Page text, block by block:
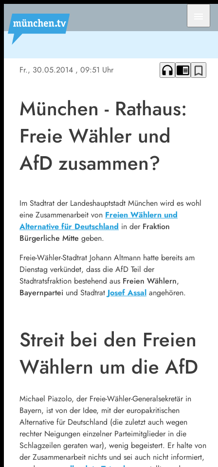
Fr., 30.05.2014 , 09:51 Uhr headphones chrome_reader_mode bookmark_border
München - Rathaus:
Freie Wähler und
AfD zusammen?
Im Stadtrat der Landeshauptstadt München wird es wohl
eine Zusammenarbeit von Freien Wählern und
Alternative für Deutschland in der Fraktion
Bürgerliche Mitte geben.
Freie-Wähler-Stadtrat Johann Altmann hatte bereits am
Dienstag verkündet, dass die AfD Teil der
Stadtratsfraktion bestehend aus Freien Wählern,
Bayernpartei und Stadtrat Josef Assal angehören.
Streit bei den Freien
Wählern um die AfD
Michael Piazolo, der Freie-Wähler-Generalsekretär in
Bayern, ist von der Idee, mit der europakritischen
Alternative für Deutschland (die zuletzt auch wegen
rechter Neigungen einzelner Parteimitglieder in die
Schlagzeilen geraten war), wenig begeistert. Er halte von
der Zusammenarbeit nichts und sei auch nicht informiert,